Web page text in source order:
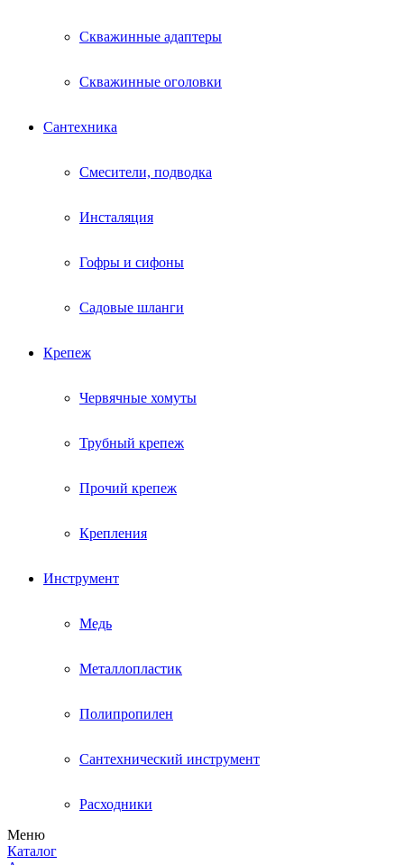
Скважинные адаптеры
Скважинные оголовки
Сантехника
Смесители, подводка
Инсталяция
Гофры и сифоны
Садовые шланги
Крепеж
Червячные хомуты
Трубный крепеж
Прочий крепеж
Крепления
Инструмент
Медь
Металлопластик
Полипропилен
Сантехнический инструмент
Расходники
Меню
Каталог